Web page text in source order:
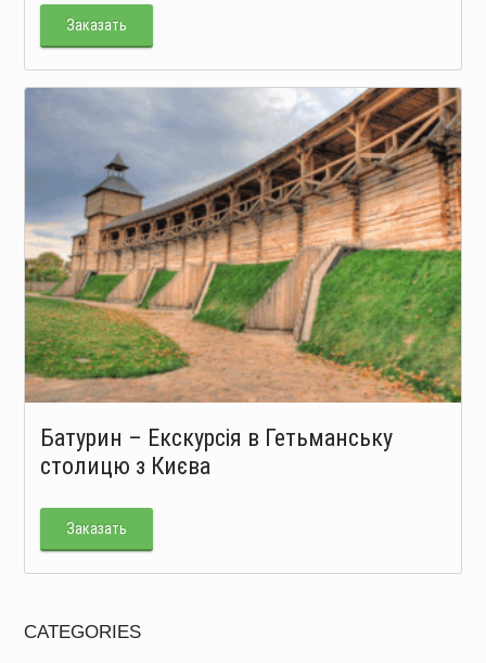
Заказать
Батурин – Екскурсія в Гетьманську
столицю з Києва
Заказать
CATEGORIES